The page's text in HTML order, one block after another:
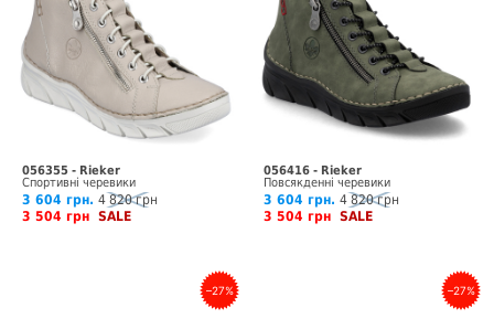
056355 - Rieker
Спортивні черевики
3 604 грн. 4 820 грн
3 504 грн SALE
056416 - Rieker
Повсякденні черевики
3 604 грн. 4 820 грн
3 504 грн SALE
–27% –27%